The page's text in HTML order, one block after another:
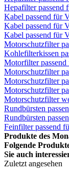
Hepafilter passend
Kabel passend für
Kabel passend für
Kabel passend für
Motorschutzfilter
Kohlefilterkissen
Motorfilter
Motorschutzfilter
Motorschutzfilter
Motorschutzfilter
Motorschutzfilter
Rundbürsten
Rundbürsten
Feinfilter passend
Produkte des
Folgende
Sie auch
Zuletzt angesehen